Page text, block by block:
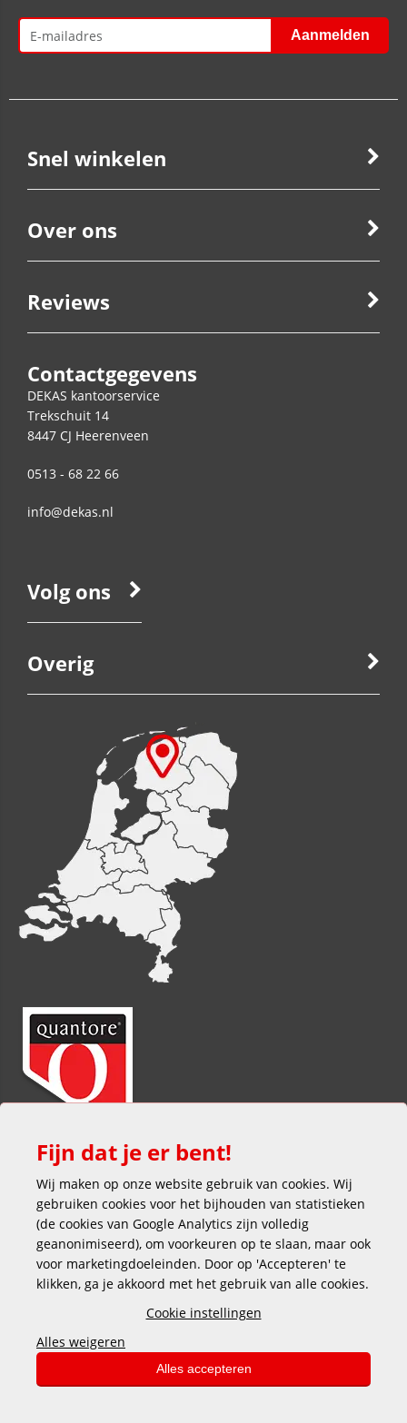
Snel winkelen
Over ons
Reviews
Contactgegevens
DEKAS kantoorservice
Trekschuit 14
8447 CJ Heerenveen
0513 - 68 22 66
info@dekas.nl
Volg ons
Overig
Veilig en gemakkelijk betalen
Fijn dat je er bent!
Wij maken op onze website gebruik van cookies. Wij
gebruiken cookies voor het bijhouden van statistieken
(de cookies van Google Analytics zijn volledig
geanonimiseerd), om voorkeuren op te slaan, maar ook
voor marketingdoeleinden. Door op 'Accepteren' te
klikken, ga je akkoord met het gebruik van alle cookies.
Cookie instellingen
Alles weigeren
Alles accepteren